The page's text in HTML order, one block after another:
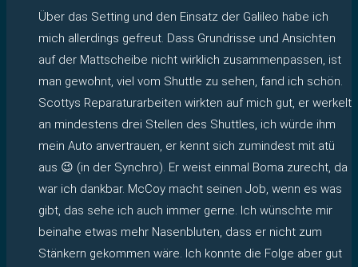
Über das Setting und den Einsatz der Galileo habe ich
mich allerdings gefreut. Dass Grundrisse und Ansichten
auf der Mattscheibe nicht wirklich zusammenpassen, ist
man gewohnt, viel vom Shuttle zu sehen, fand ich schön.
Scottys Reparaturarbeiten wirkten auf mich gut, er werkelt
an mindestens drei Stellen des Shuttles, ich würde ihm
mein Auto anvertrauen, er kennt sich zumindest mit atü
aus 😉 (in der Synchro). Er weist einmal Boma zurecht, da
war ich dankbar. McCoy macht seinen Job, wenn es was
gibt, das sehe ich auch immer gerne. Ich wünschte mir
beinahe etwas mehr Nasenbluten, dass er nicht zum
Stänkern gekommen wäre. Ich konnte die Folge aber gut